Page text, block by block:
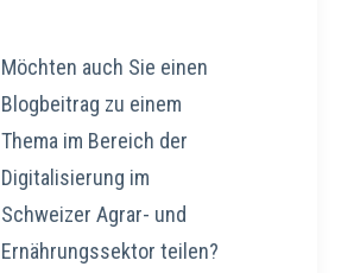
Möchten auch Sie einen
Blogbeitrag zu einem
Thema im Bereich der
Digitalisierung im
Schweizer Agrar- und
Ernährungssektor teilen?